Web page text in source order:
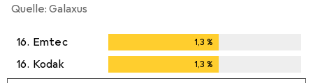
Quelle: Galaxus
16. Emtec 1,3 %
16. Kodak 1,3 %